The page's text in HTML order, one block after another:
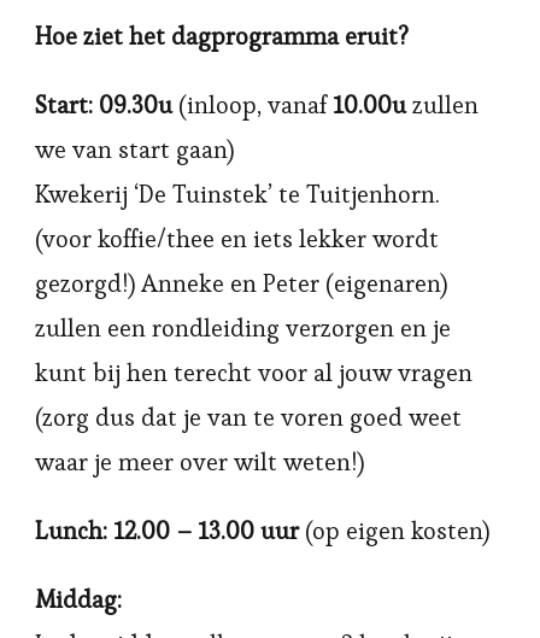
Hoe ziet het dagprogramma eruit?
Start: 09.30u(inloop, vanaf10.00uzullen
we van start gaan)
Kwekerij ‘De Tuinstek’ te Tuitjenhorn.
(voor koffie/thee en iets lekker wordt
gezorgd!) Anneke en Peter (eigenaren)
zullen een rondleiding verzorgen en je
kunt bij hen terecht voor al jouw vragen
(zorg dus dat je van te voren goed weet
waar je meer over wilt weten!)
Lunch: 12.00 – 13.00 uur(op eigen kosten)
Middag: